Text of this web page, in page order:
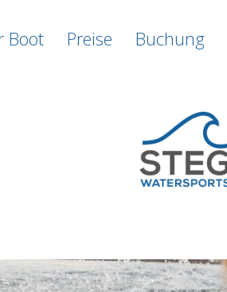
Boot Preise Buchung